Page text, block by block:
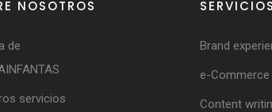
NOSOTROS
de
servicios
SERVICIOS
Brand
e-
Content